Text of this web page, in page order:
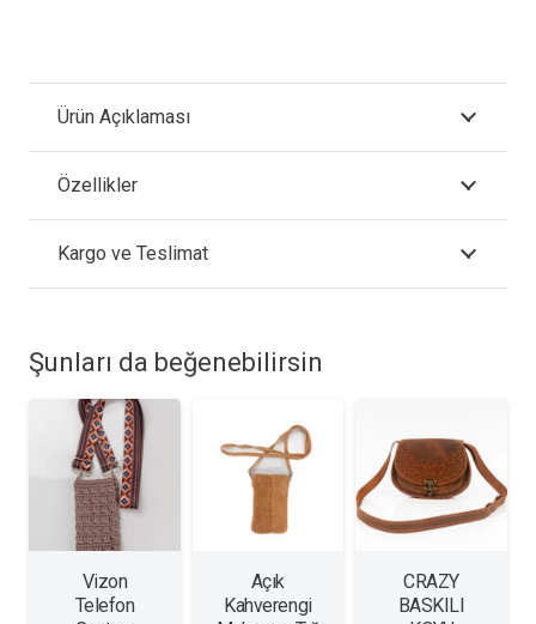
Ürün Açıklaması
Özellikler
Kargo ve Teslimat
Şunları da beğenebilirsin
Vizon
Telefon
Açık
Kahverengi
CRAZY
BASKILI